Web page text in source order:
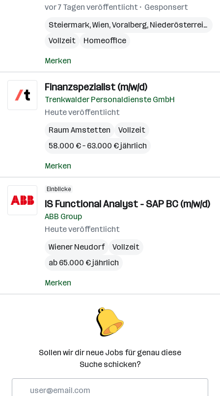
vor 7 Tagen veröffentlicht
Gesponsert
Steiermark,Wien,Voralberg, Niederösterreich
Vollzeit
Homeoffice
Merken
Finanzspezialist (m/w/d)
Trenkwalder Personaldienste GmbH
Heute veröffentlicht
Raum Amstetten
Vollzeit
58.000 € – 63.000 € jährlich
Merken
Einblicke
IS Functional Analyst - SAP BC (m/w/d)
ABB Group
Heute veröffentlicht
Wiener Neudorf
Vollzeit
ab 65.000 € jährlich
Merken
Sollen wir dir neue Jobs für genau diese
Suche schicken?